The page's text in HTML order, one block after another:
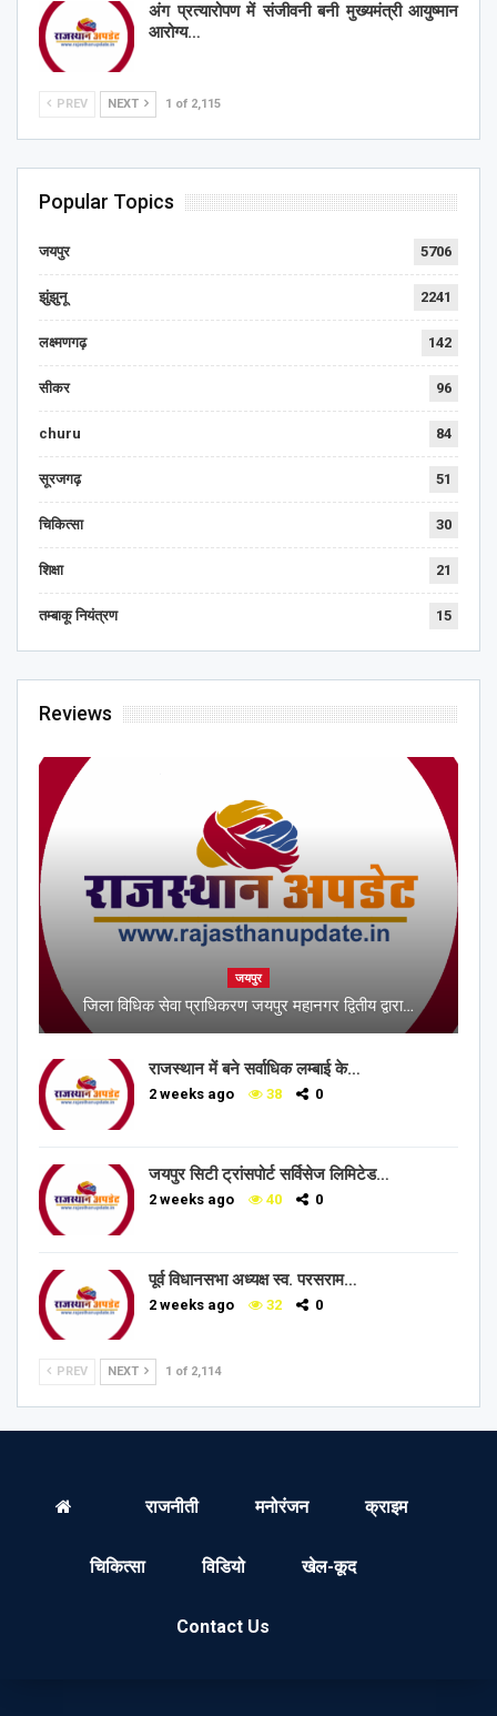
अंग प्रत्यारोपण में संजीवनी बनी मुख्यमंत्री आयुष्मान
आरोग्य…
PREV NEXT 1 of 2,115
Popular Topics
जयपुर 5706
झुंझुनू 2241
लक्ष्मणगढ़ 142
सीकर 96
churu 84
सूरजगढ़ 51
चिकित्सा 30
शिक्षा 21
तम्बाकू नियंत्रण 15
Reviews
जयपुर
जिला विधिक सेवा प्राधिकरण जयपुर महानगर द्वितीय द्वारा…
राजस्थान में बने सर्वाधिक लम्बाई के…
2 weeks ago 38 0
जयपुर सिटी ट्रांसपोर्ट सर्विसेज लिमिटेड…
2 weeks ago 40 0
पूर्व विधानसभा अध्यक्ष स्व. परसराम…
2 weeks ago 32 0
PREV NEXT 1 of 2,114
राजनीती मनोरंजन क्राइम
चिकित्सा विडियो खेल-कूद
Contact Us